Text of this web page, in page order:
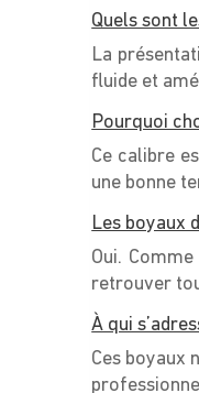
Quels sont
La
fluide et
Pourquoi
Ce calibre
une bonne
Les boyaux
Oui.
retrouver
À qui
Ces boyaux